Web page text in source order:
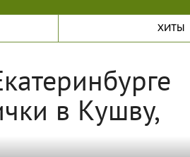
ХИТЫ
в Кушву,